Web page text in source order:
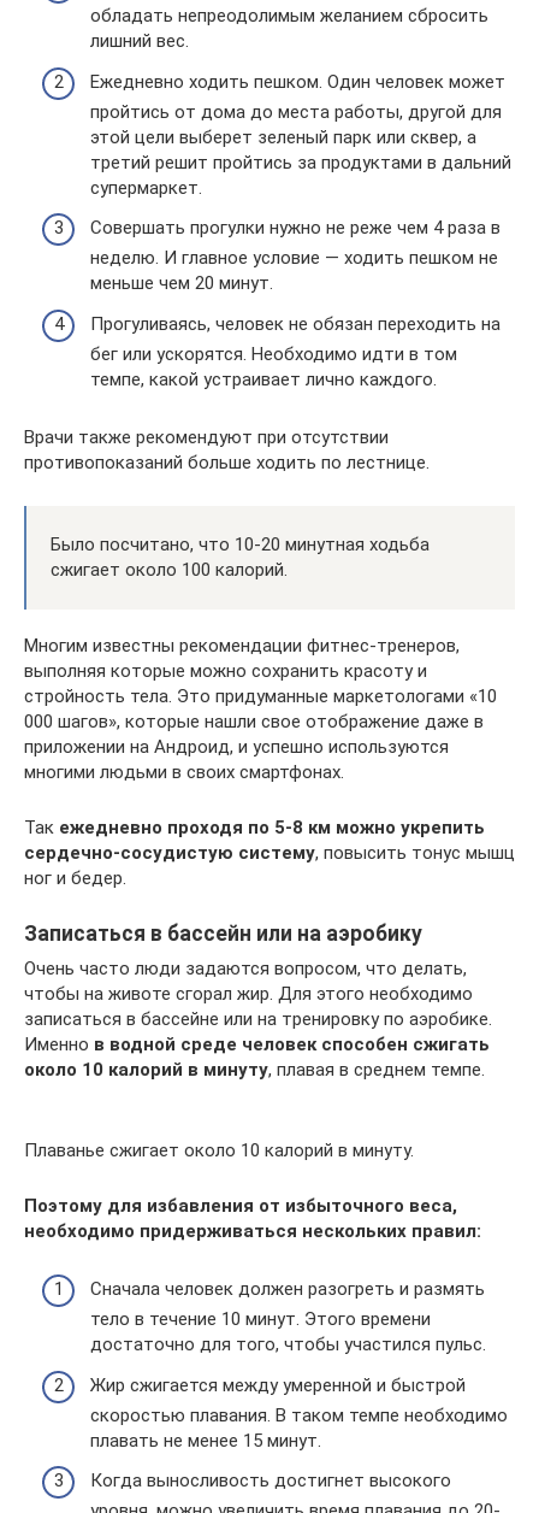
обладать непреодолимым желанием сбросить
лишний вес.
Ежедневно ходить пешком. Один человек может
пройтись от дома до места работы, другой для
этой цели выберет зеленый парк или сквер, а
третий решит пройтись за продуктами в дальний
супермаркет.
Совершать прогулки нужно не реже чем 4 раза в
неделю. И главное условие — ходить пешком не
меньше чем 20 минут.
Прогуливаясь, человек не обязан переходить на
бег или ускорятся. Необходимо идти в том
темпе, какой устраивает лично каждого.
Врачи также рекомендуют при отсутствии
противопоказаний больше ходить по лестнице.
Было посчитано, что 10-20 минутная ходьба
сжигает около 100 калорий.
Многим известны рекомендации фитнес-тренеров,
выполняя которые можно сохранить красоту и
стройность тела. Это придуманные маркетологами «10
000 шагов», которые нашли свое отображение даже в
приложении на Андроид, и успешно используются
многими людьми в своих смартфонах.
Так ежедневно проходя по 5-8 км можно укрепить
сердечно-сосудистую систему, повысить тонус мышц
ног и бедер.
Записаться в бассейн или на аэробику
Очень часто люди задаются вопросом, что делать,
чтобы на животе сгорал жир. Для этого необходимо
записаться в бассейне или на тренировку по аэробике.
Именно в водной среде человек способен сжигать
около 10 калорий в минуту, плавая в среднем темпе.
Плаванье сжигает около 10 калорий в минуту.
Поэтому для избавления от избыточного веса,
необходимо придерживаться нескольких правил:
Сначала человек должен разогреть и размять
тело в течение 10 минут. Этого времени
достаточно для того, чтобы участился пульс.
Жир сжигается между умеренной и быстрой
скоростью плавания. В таком темпе необходимо
плавать не менее 15 минут.
Когда выносливость достигнет высокого